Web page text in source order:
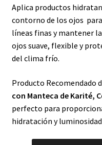
Aplica productos
contorno de los ojos
líneas finas y mantener
ojos suave, flexible y
del clima frío.
Producto Recomendado
con Manteca de Karité,
perfecto para
hidratación y